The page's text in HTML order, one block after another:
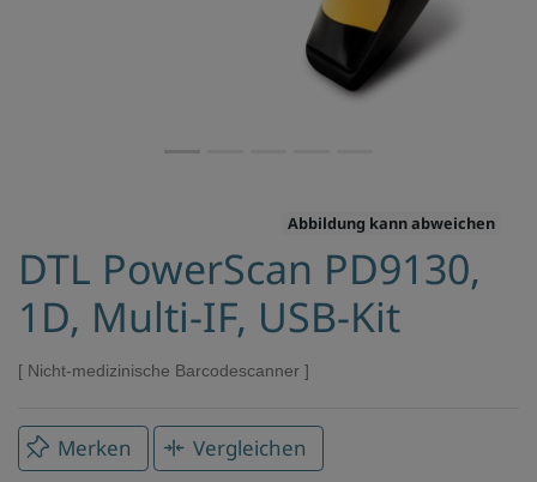
Abbildung kann abweichen
DTL PowerScan PD9130,
1D, Multi-IF, USB-Kit
Nicht-medizinische Barcodescanner
Merken Vergleichen